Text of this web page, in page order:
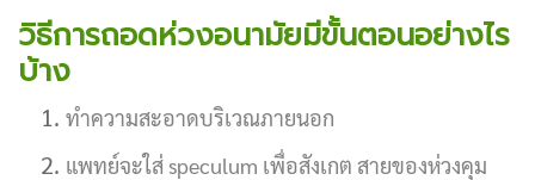
วิธีการถอดห่วงอนามัยมีขั้นตอนอย่างไร
บ้าง
ทำความสะอาดบริเวณภายนอก
แพทย์จะใส่ speculum เพื่อสังเกต สายของห่วงคุม